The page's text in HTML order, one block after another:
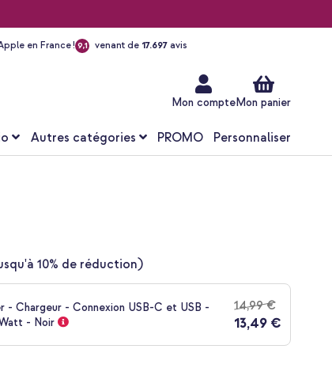
en France ! 9,1 venant de 17.697 avis
Mon compteMon panier
Autres catégories PROMO Personnaliser
10% de réduction)
- Chargeur - Connexion USB-C et USB -
- Noir
14,99 €
13,49 €